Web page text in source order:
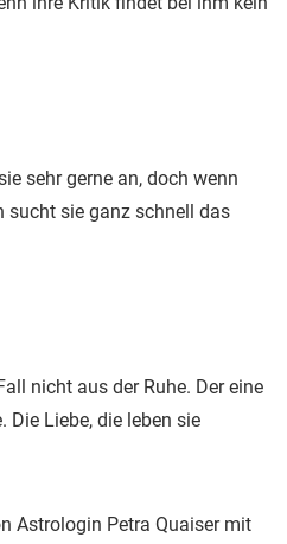
sehr gerne an, doch wenn
sie ganz schnell das
nicht aus der Ruhe. Der eine
Die Liebe, die leben sie
Astrologin Petra Quaiser mit